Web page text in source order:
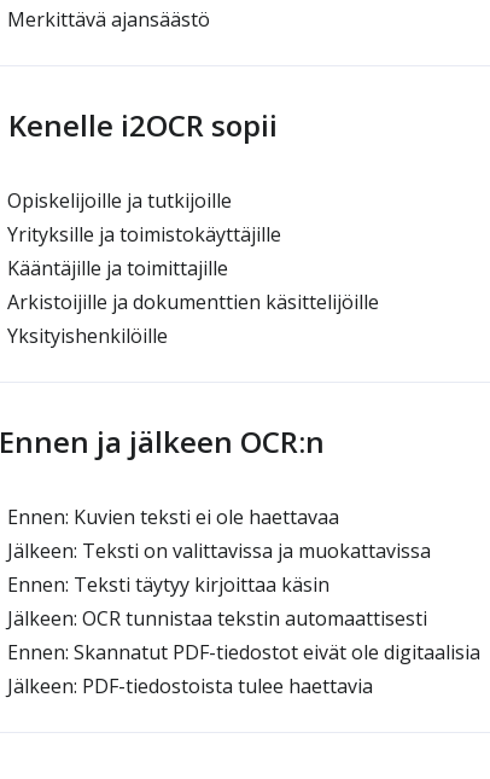
Merkittävä ajansäästö
Kenelle i2OCR sopii
Opiskelijoille ja tutkijoille
Yrityksille ja toimistokäyttäjille
Kääntäjille ja toimittajille
Arkistoijille ja dokumenttien käsittelijöille
Yksityishenkilöille
Ennen ja jälkeen OCR:n
Ennen: Kuvien teksti ei ole haettavaa
Jälkeen: Teksti on valittavissa ja muokattavissa
Ennen: Teksti täytyy kirjoittaa käsin
Jälkeen: OCR tunnistaa tekstin automaattisesti
Ennen: Skannatut PDF-tiedostot eivät ole digitaalisia
Jälkeen: PDF-tiedostoista tulee haettavia